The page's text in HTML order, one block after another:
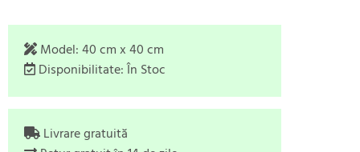
Model:40 cm x 40 cm
Disponibilitate:În Stoc
Livrare gratuită